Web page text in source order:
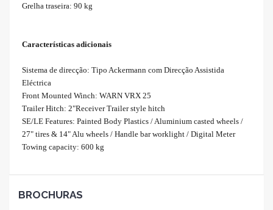
Grelha traseira: 90 kg
Características adicionais
Sistema de direcção: Tipo Ackermann com Direcção Assistida
Eléctrica
Front Mounted Winch: WARN VRX 25
Trailer Hitch: 2"Receiver Trailer style hitch
SE/LE Features: Painted Body Plastics / Aluminium casted wheels /
27" tires & 14" Alu wheels / Handle bar worklight / Digital Meter
Towing capacity: 600 kg
BROCHURAS